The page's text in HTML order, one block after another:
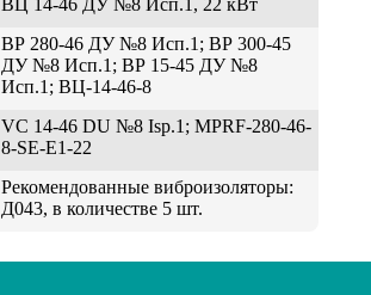
ВЦ 14-46 ДУ №8 Исп.1, 22 кВт
ВР 280-46 ДУ №8 Исп.1; ВР 300-45
ДУ №8 Исп.1; ВР 15-45 ДУ №8
Исп.1; ВЦ-14-46-8
VC 14-46 DU №8 Isp.1; MPRF-280-46-
8-SE-E1-22
Рекомендованные виброизоляторы:
Д043, в количестве 5 шт.